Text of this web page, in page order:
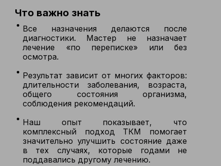
Все назначения делаются после
диагностики. Мастер не назначает
лечение «по переписке» или без
осмотра.
Результат зависит от многих факторов:
длительности заболевания, возраста,
общего состояния организма,
соблюдения рекомендаций.
Наш опыт показывает, что
комплексный подход ТКМ помогает
значительно улучшить состояние даже
в тех случаях, которые годами не
поддавались другому лечению.
Что важно знать